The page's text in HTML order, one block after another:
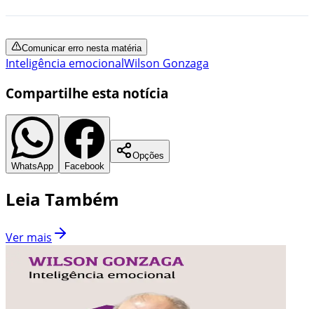
Comunicar erro nesta matéria
Inteligência emocionalWilson Gonzaga
Compartilhe esta notícia
WhatsApp Facebook
Opções
Leia Também
Ver mais